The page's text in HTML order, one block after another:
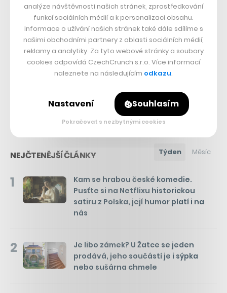
Snapchat
Sdílet článek
Přejít do diskuze
NEJČTENĚJŠÍ ČLÁNKY Týden Měsíc
1
Kam se hrabou české komedie.
Pusťte si na Netflixu historickou
satiru z Polska, její humor platí i na
nás
2
Je libo zámek? U Žatce se jeden
prodává, jeho součástí je i sýpka
nebo sušárna chmele
analýze návštěvnosti našich stránek, zprostředkování
funkcí sociálních médií a k personalizaci obsahu.
Informace o užívání našich stránek také dále sdílíme s
našimi obchodními partnery z oblasti sociálních médií,
reklamy a analytiky. Za tyto webové stránky a soubory
cookies odpovídá CzechCrunch s.r.o. Více informací
naleznete na následujícím odkazu.
Nastavení Souhlasím
Pokračovat s nezbytnými cookies